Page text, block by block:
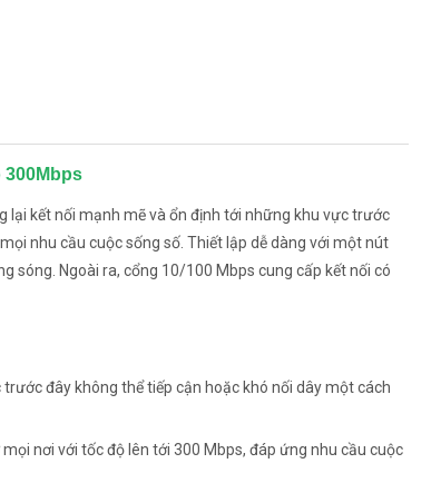
300Mbps
lại kết nối mạnh mẽ và ổn định tới những khu vực trước
nhu cầu cuộc sống số. Thiết lập dễ dàng với một nút
sóng. Ngoài ra, cổng 10/100 Mbps cung cấp kết nối có
đây không thể tiếp cận hoặc khó nối dây một cách
nơi với tốc độ lên tới 300 Mbps, đáp ứng nhu cầu cuộc